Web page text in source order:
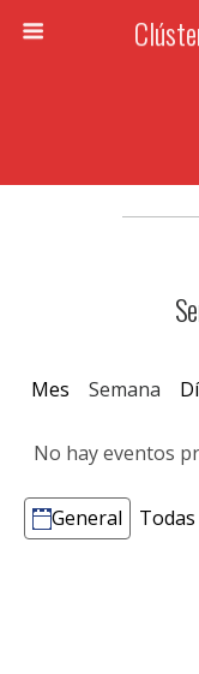
Mes Semana
No hay eventos
Categorías
General